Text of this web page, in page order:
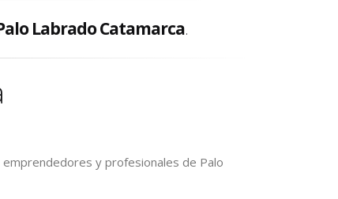
Labrado Catamarca.
y profesionales de Palo